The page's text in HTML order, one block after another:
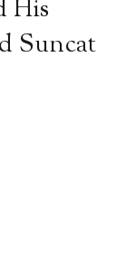
His
Suncat